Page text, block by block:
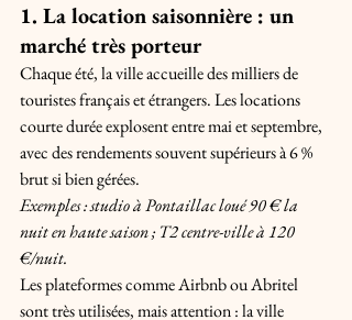
1. La location saisonnière : un
marché très porteur
Chaque été, la ville accueille des milliers de
touristes français et étrangers. Les locations
courte durée explosent entre mai et septembre,
avec des rendements souvent supérieurs à 6 %
brut si bien gérées.
Exemples : studio à Pontaillac loué 90 € la
nuit en haute saison ; T2 centre-ville à 120
€/nuit.
Les plateformes comme Airbnb ou Abritel
sont très utilisées, mais attention : la ville